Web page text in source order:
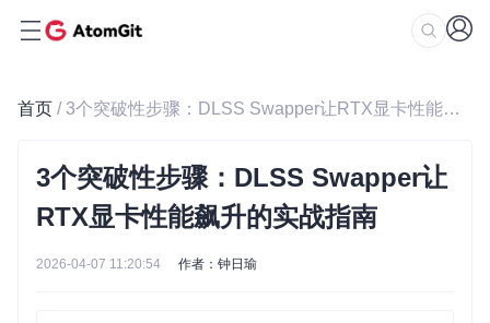
首页 / 3个突破性步骤：DLSS Swapper让RTX显卡性能飙升的实战指南
3个突破性步骤：DLSS Swapper让
RTX显卡性能飙升的实战指南
2026-04-07 11:20:54 作者：钟日瑜